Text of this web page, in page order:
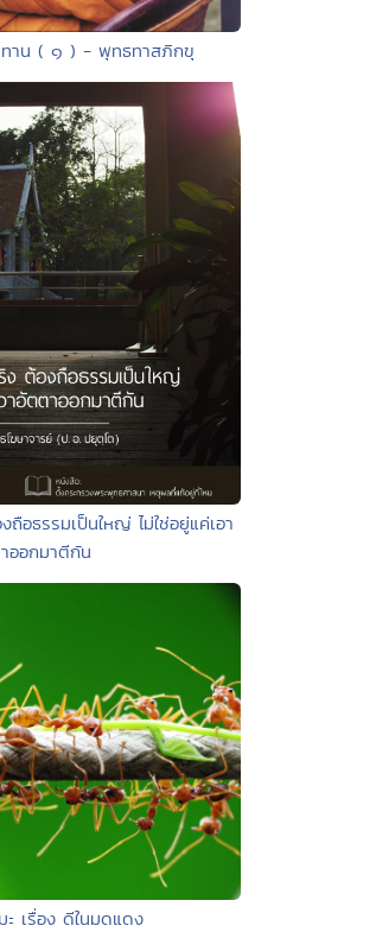
ทาน ( ๑ ) - พุทธทาสภิกขุ
อธรรมเป็นใหญ่ ไม่ใช่อยู่แค่เอา
ออกมาตีกัน
ะ เรื่อง ดีในมดแดง